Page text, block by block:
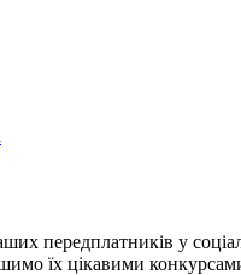
передплатників у
їх цікавими